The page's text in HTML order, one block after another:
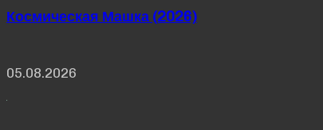
Космическая Машка (2026)
05.08.2026